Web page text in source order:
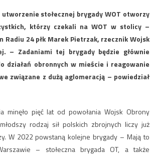
stołecznej brygady WOT otworzy
którzy czekali na WOT w stolicy –
Radiu 24 płk Marek Pietrzak, rzecznik Wojsk
– Zadaniami tej brygady będzie głównie
działań obronnych w mieście i reagowanie
związane z dużą aglomeracją – powiedział
minęło pięć lat od powołania Wojsk Obrony
rodzaj sił polskich zbrojnych liczy już
W 2022 powstaną kolejne brygady – Mają to
– stołeczna brygada OT, a także